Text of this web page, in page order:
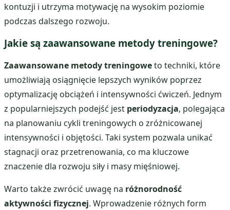
kontuzji i utrzyma motywację na wysokim poziomie
podczas dalszego rozwoju.
Jakie są zaawansowane metody treningowe?
Zaawansowane metody treningoweto techniki, które
umożliwiają osiągnięcie lepszych wyników poprzez
optymalizację obciążeń i intensywności ćwiczeń. Jednym
z popularniejszych podejść jest periodyzacja, polegająca
na planowaniu cykli treningowych o zróżnicowanej
intensywności i objętości. Taki system pozwala unikać
stagnacji oraz przetrenowania, co ma kluczowe
znaczenie dla rozwoju siły i masy mięśniowej.
Warto także zwrócić uwagę na różnorodność
aktywności fizycznej. Wprowadzenie różnych form